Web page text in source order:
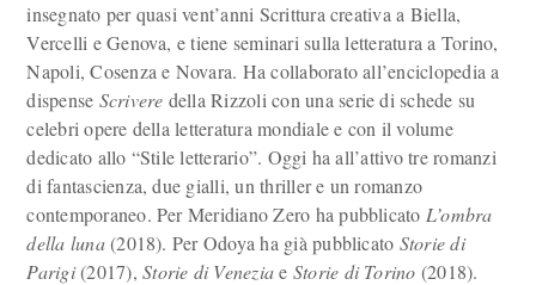
insegnato per quasi vent’anni Scrittura creativa a Biella,
Vercelli e Genova, e tiene seminari sulla letteratura a Torino,
Napoli, Cosenza e Novara. Ha collaborato all’enciclopedia a
dispense Scrivere della Rizzoli con una serie di schede su
celebri opere della letteratura mondiale e con il volume
dedicato allo “Stile letterario”. Oggi ha all’attivo tre romanzi
di fantascienza, due gialli, un thriller e un romanzo
contemporaneo. Per Meridiano Zero ha pubblicato L’ombra
della luna(2018). Per Odoya ha già pubblicato Storie di
Parigi(2017),Storie di Veneziae Storie di Torino (2018).